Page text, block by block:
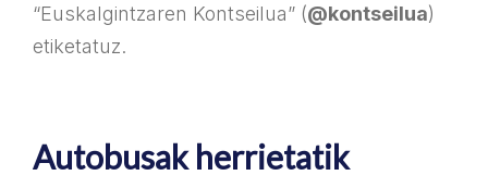
“Euskalgintzaren Kontseilua” (@kontseilua)
etiketatuz.
Autobusak herrietatik